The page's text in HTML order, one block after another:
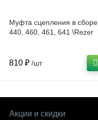
Муфта сцепления в сборе
440, 460, 461, 641 \Rezer
810 ₽ /шт
Акции и скидки